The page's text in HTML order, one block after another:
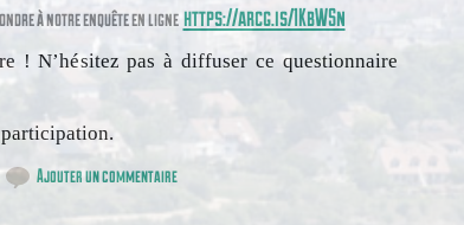
à notre enquête en ligne https://arcg.is/1KbWSn
! N’hésitez pas à diffuser ce questionnaire
Ajouter un commentaire